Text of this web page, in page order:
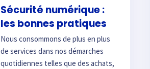
Sécurité numérique :
les bonnes pratiques
Nous consommons de plus en plus
de services dans nos démarches
quotidiennes telles que des achats,